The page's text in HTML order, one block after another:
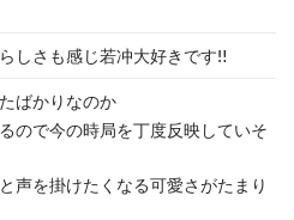
しさも感じ若冲大好きです‼︎
ばかりなのか
ので今の時局を丁度反映していそ
声を掛けたくなる可愛さがたまり